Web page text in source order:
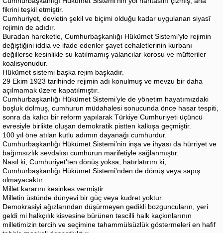
fikrini teşkil etmiştir.
Cumhuriyet, devletin şekil ve biçimi olduğu kadar uygulanan siyasî
rejimin de adıdır.
Buradan hareketle, Cumhurbaşkanlığı Hükümet Sistemi’yle rejimin
değiştiğini iddia ve ifade edenler şayet cehaletlerinin kurbanı
değillerse kesinlikle su katılmamış yalancılar korosu ve müfteriler
koalisyonudur.
Hükümet sistemi başka rejim başkadır.
29 Ekim 1923 tarihinde rejimin adı konulmuş ve mevzu bir daha
açılmamak üzere kapatılmıştır.
Cumhurbaşkanlığı Hükümet Sistemi’yle de yönetim hayatımızdaki
boşluk dolmuş, cumhurun müdahalesi sonucunda önce hasar tespiti,
sonra da kalıcı bir reform yapılarak Türkiye Cumhuriyeti üçüncü
evresiyle birlikte oluşan demokratik pistten kalkışa geçmiştir.
100 yıl öne atılan kutlu adımın dayanağı cumhurdur.
Cumhurbaşkanlığı Hükümet Sistemi’nin inşa ve ihyası da hürriyet ve
bağımsızlık sevdalısı cumhurun marifetiyle sağlanmıştır.
Nasıl ki, Cumhuriyet’ten dönüş yoksa, hatırlatırım ki,
Cumhurbaşkanlığı Hükümet Sistemi'nden de dönüş veya sapış
olmayacaktır.
Millet kararını kesinkes vermiştir.
Milletin üstünde dünyevi bir güç veya kudret yoktur.
Demokrasiyi ağızlarından düşürmeyen gedikli bozguncuların, yeri
geldi mi halkçılık kisvesine bürünen tescilli halk kaçkınlarının
milletimizin tercih ve seçimine tahammülsüzlük göstermeleri en hafif